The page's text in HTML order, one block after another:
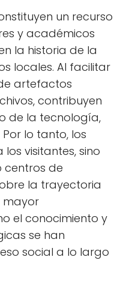
un recurso
y académicos
la historia de la
locales. Al facilitar
artefactos
contribuyen
de la tecnología,
lo tanto, los
visitantes, sino
centros de
la trayectoria
mayor
el conocimiento y
se han
social a lo largo